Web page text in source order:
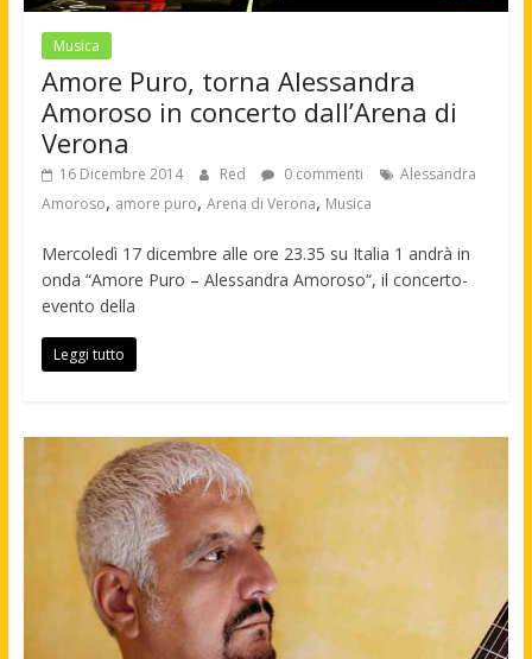
Musica
Amore Puro, torna Alessandra
Amoroso in concerto dall’Arena di
Verona
16 Dicembre 2014 Red 0 commenti
Alessandra
Amoroso, amore puro, Arena di Verona, Musica
Mercoledì 17 dicembre alle ore 23.35 su Italia 1 andrà in
onda “Amore Puro – Alessandra Amoroso“, il concerto-
evento della
Leggi tutto